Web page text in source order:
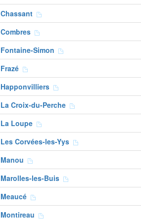
Chassant
Combres
Fontaine-Simon
Frazé
Happonvilliers
La Croix-du-Perche
La Loupe
Les Corvées-les-Yys
Manou
Marolles-les-Buis
Meaucé
Montireau